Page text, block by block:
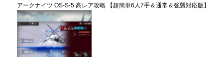
アークナイツ OS-S-5 高レア攻略 【超簡単6人7手＆通常＆強襲対応版】